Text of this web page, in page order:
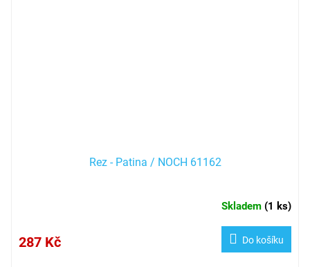
Rez - Patina / NOCH 61162
Skladem (1 ks)
287 Kč Do košíku